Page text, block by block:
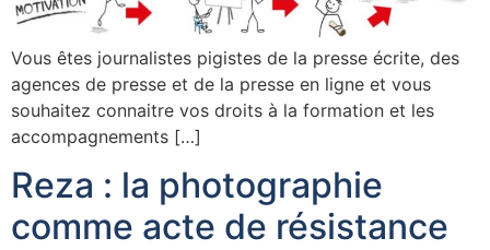
Vous êtes journalistes pigistes de la presse écrite, des
agences de presse et de la presse en ligne et vous
souhaitez connaitre vos droits à la formation et les
accompagnements […]
Reza : la photographie
comme acte de résistance